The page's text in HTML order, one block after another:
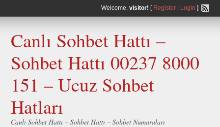
Welcome, visitor! [ Register| Login ]
Canlı Sohbet Hattı –
Sohbet Hattı 00237 8000
151 – Ucuz Sohbet
Hatları
Canlı Sohbet Hattı – Sohbet Hattı – Sohbet Numaraları